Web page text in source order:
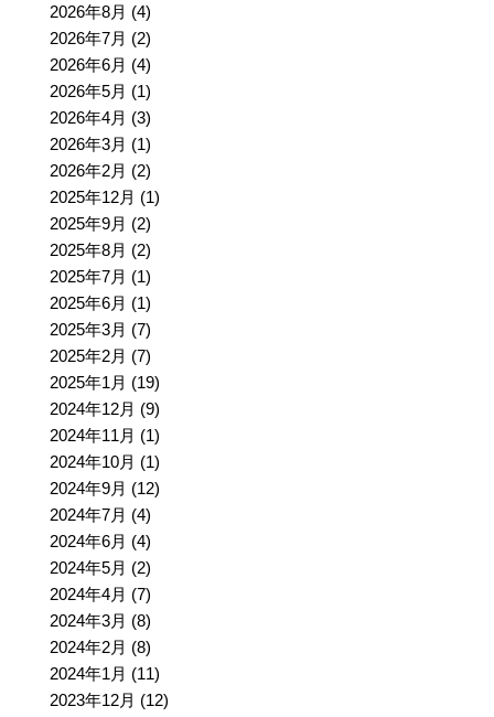
2026年8月 (4)
2026年7月 (2)
2026年6月 (4)
2026年5月 (1)
2026年4月 (3)
2026年3月 (1)
2026年2月 (2)
2025年12月 (1)
2025年9月 (2)
2025年8月 (2)
2025年7月 (1)
2025年6月 (1)
2025年3月 (7)
2025年2月 (7)
2025年1月 (19)
2024年12月 (9)
2024年11月 (1)
2024年10月 (1)
2024年9月 (12)
2024年7月 (4)
2024年6月 (4)
2024年5月 (2)
2024年4月 (7)
2024年3月 (8)
2024年2月 (8)
2024年1月 (11)
2023年12月 (12)